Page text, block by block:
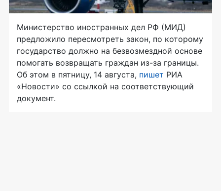
Министерство иностранных дел РФ (МИД)
предложило пересмотреть закон, по которому
государство должно на безвозмездной основе
помогать возвращать граждан из-за границы.
Об этом в пятницу, 14 августа, пишет РИА
«Новости» со ссылкой на соответствующий
документ.